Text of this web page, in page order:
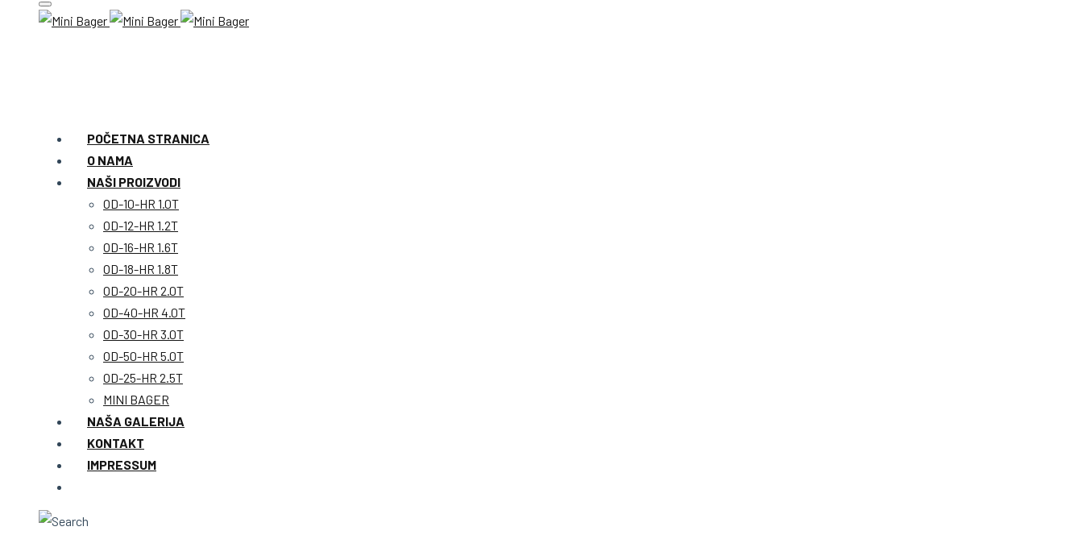
POČETNA STRANICA
O NAMA
NAŠI PROIZVODI
OD-10-HR 1.0T
OD-12-HR 1.2T
OD-16-HR 1.6T
OD-18-HR 1.8T
OD-20-HR 2.0T
OD-40-HR 4.0T
OD-30-HR 3.0T
OD-50-HR 5.0T
OD-25-HR 2.5T
MINI BAGER
NAŠA GALERIJA
KONTAKT
IMPRESSUM